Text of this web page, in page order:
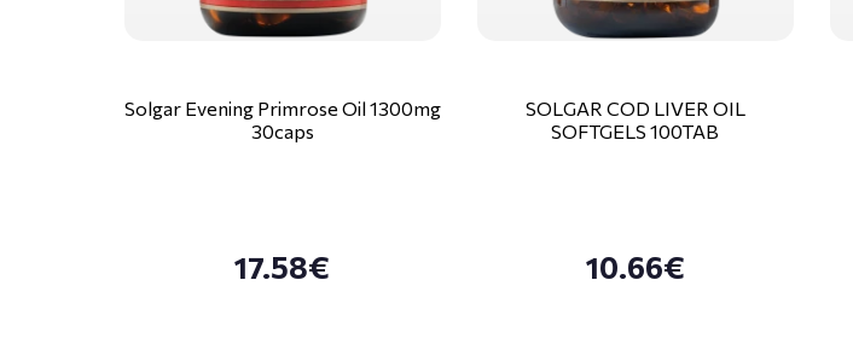
Solgar Evening Primrose Oil 1300mg
30caps
17.58€
SOLGAR COD LIVER OIL
SOFTGELS 100TAB
10.66€